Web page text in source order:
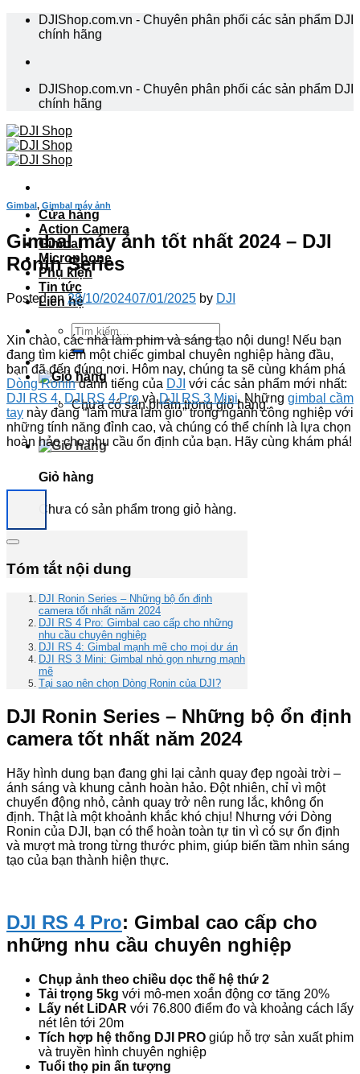
Skip
DJIShop.com.vn - Chuyên phân phối các sản phẩm DJI
chính hãng
DJIShop.com.vn - Chuyên phân phối các sản phẩm DJI
chính hãng
Cửa hàng
Action Camera
Gimbal
Microphone
Phụ kiện
Tin tức
Liên hệ
Tìm
kiếm:
Chưa có sản phẩm trong giỏ hàng.
Giỏ hàng
Chưa có sản phẩm trong giỏ hàng.
Gimbal, Gimbal máy ảnh
Gimbal máy ảnh tốt nhất 2024 – DJI
Ronin Series
Posted on 28/10/202407/01/2025 by DJI
Xin chào, các nhà làm phim và sáng tạo nội dung! Nếu bạn
đang tìm kiếm một chiếc gimbal chuyên nghiệp hàng đầu,
bạn đã đến đúng nơi. Hôm nay, chúng ta sẽ cùng khám phá
Dòng Ronindanh tiếng của DJI với các sản phẩm mới nhất:
DJI RS 4, DJI RS 4 Pro vàDJI RS 3 Mini. Những gimbal cầm
tay này đang “làm mưa làm gió” trong ngành công nghiệp với
những tính năng đỉnh cao, và chúng có thể chính là lựa chọn
hoàn hảo cho nhu cầu ổn định của bạn. Hãy cùng khám phá!
Tóm tắt nội dung
DJI Ronin Series – Những bộ ổn định
camera tốt nhất năm 2024
DJI RS 4 Pro: Gimbal cao cấp cho những
nhu cầu chuyên nghiệp
DJI RS 4: Gimbal mạnh mẽ cho mọi dự án
DJI RS 3 Mini: Gimbal nhỏ gọn nhưng mạnh
mẽ
Tại sao nên chọn Dòng Ronin của DJI?
DJI Ronin Series – Những bộ ổn định
camera tốt nhất năm 2024
Hãy hình dung bạn đang ghi lại cảnh quay đẹp ngoài trời –
ánh sáng và khung cảnh hoàn hảo. Đột nhiên, chỉ vì một
chuyển động nhỏ, cảnh quay trở nên rung lắc, không ổn
định. Thật là một khoảnh khắc khó chịu! Nhưng với Dòng
Ronin của DJI, bạn có thể hoàn toàn tự tin vì có sự ổn định
và mượt mà trong từng thước phim, giúp biến tầm nhìn sáng
tạo của bạn thành hiện thực.
DJI RS 4 Pro: Gimbal cao cấp cho
những nhu cầu chuyên nghiệp
Chụp ảnh theo chiều dọc thế hệ thứ 2
Tải trọng 5kg với mô-men xoắn động cơ tăng 20%
Lấy nét LiDAR với 76.800 điểm đo và khoảng cách lấy
nét lên tới 20m
Tích hợp hệ thống DJI PRO giúp hỗ trợ sản xuất phim
và truyền hình chuyên nghiệp
Tuổi thọ pin ấn tượng